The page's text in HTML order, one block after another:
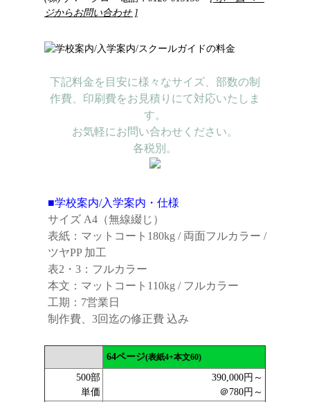
ジからお問い合わせ ]
下記料金を目安に様々なサイズ、部数の制
作費、印刷費をお見積りにて対応いたしま
す。
お気軽にお問い合わせください。
各税別。
■学校案内/入学案内・仕様
サイズ A4（無線綴じ）
表紙：マットコート180kg / 両面フルカラー /
ツヤPP 加工
表2・3：フルカラー
本文：マットコート110kg / フルカラー
工期：7営業日
制作費、3回迄の修正費 込み
64ページ(表紙4+本文60)
500部
単価
390,000円～
＠780円～